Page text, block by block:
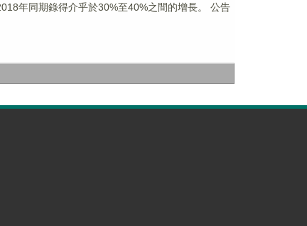
同期錄得介乎於30%至40%之間的增長。 公告